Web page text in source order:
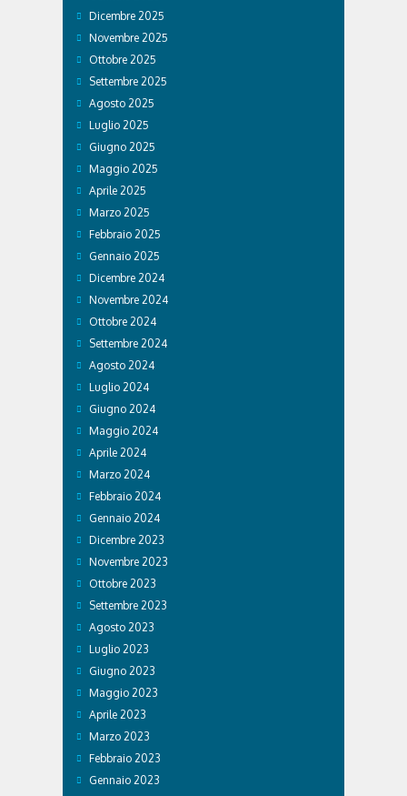
Dicembre 2025
Novembre 2025
Ottobre 2025
Settembre 2025
Agosto 2025
Luglio 2025
Giugno 2025
Maggio 2025
Aprile 2025
Marzo 2025
Febbraio 2025
Gennaio 2025
Dicembre 2024
Novembre 2024
Ottobre 2024
Settembre 2024
Agosto 2024
Luglio 2024
Giugno 2024
Maggio 2024
Aprile 2024
Marzo 2024
Febbraio 2024
Gennaio 2024
Dicembre 2023
Novembre 2023
Ottobre 2023
Settembre 2023
Agosto 2023
Luglio 2023
Giugno 2023
Maggio 2023
Aprile 2023
Marzo 2023
Febbraio 2023
Gennaio 2023